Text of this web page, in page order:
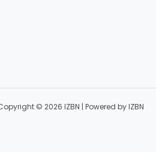
© 2026 IZBN | Powered by IZBN